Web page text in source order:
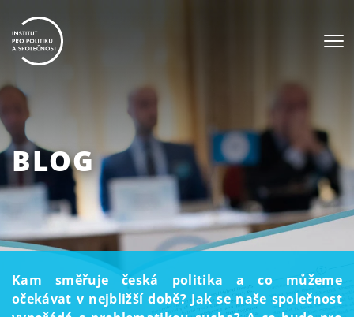
BLOG
Kam směřuje česká politika a co můžeme
očekávat v nejbližší době? Jak se naše společnost